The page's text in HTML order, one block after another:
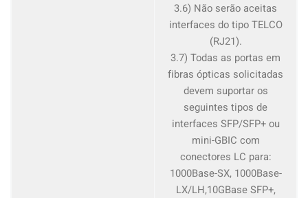
3.6) Não serão aceitas
interfaces do tipo TELCO
(RJ21).
3.7) Todas as portas em
fibras ópticas solicitadas
devem suportar os
seguintes tipos de
interfaces SFP/SFP+ ou
mini-GBIC com
conectores LC para:
1000Base-SX, 1000Base-
LX/LH,10GBase SFP+,